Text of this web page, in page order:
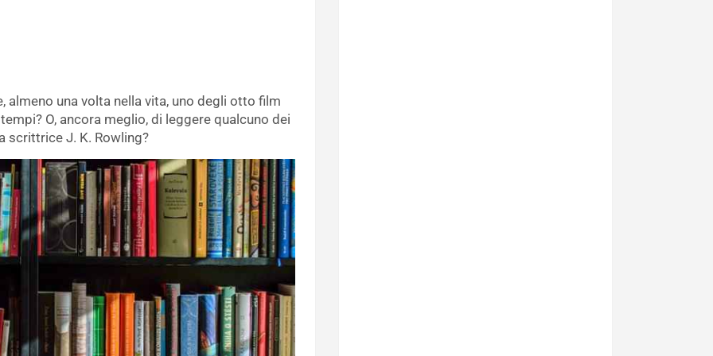
una volta nella vita, uno degli otto film
O, ancora meglio, di leggere qualcuno dei
scrittrice J. K. Rowling?